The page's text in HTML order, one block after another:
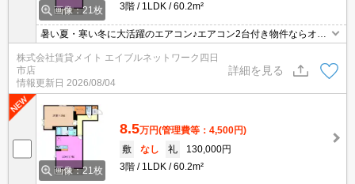
画像：21枚
3階
1LDK 60.2m²
暑い夏・寒い冬に大活躍のエアコン♪エアコン2台付き物件ならオー
ルシーズン快適に過ごせます◎
株式会社賃貸メイト エイブルネットワーク四日
市店
情報更新日 2026/08/04
詳細を見る
画像：21枚
8.5万円(管理費等：4,500円)
敷
なし 礼
130,000円
3階
1LDK 60.2m²